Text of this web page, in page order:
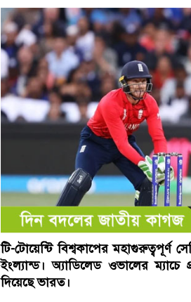
টি-টোয়েন্টি বিশ্বকাপের
ইংল্যান্ড। অ্যাডিলেড ওভালের
দিয়েছে ভারত।